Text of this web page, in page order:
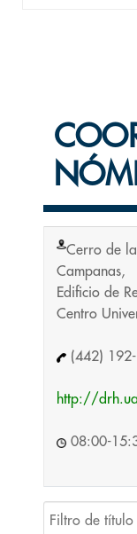
Cerro de
Campanas,
Edificio de
Centro
(442)
http://
08:00-
Filtro de título